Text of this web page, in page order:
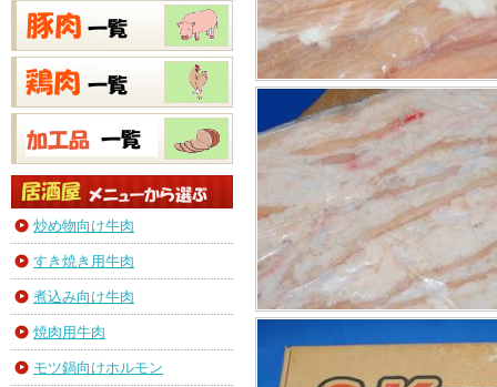
炒め物向け牛肉
すき焼き用牛肉
煮込み向け牛肉
焼肉用牛肉
モツ鍋向けホルモン